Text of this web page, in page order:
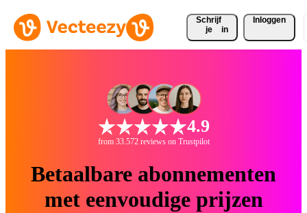
Schrijf
je
in
Inloggen
4.9
from 33.572 reviews on Trustpilot
Betaalbare abonnementen
met eenvoudige prijzen